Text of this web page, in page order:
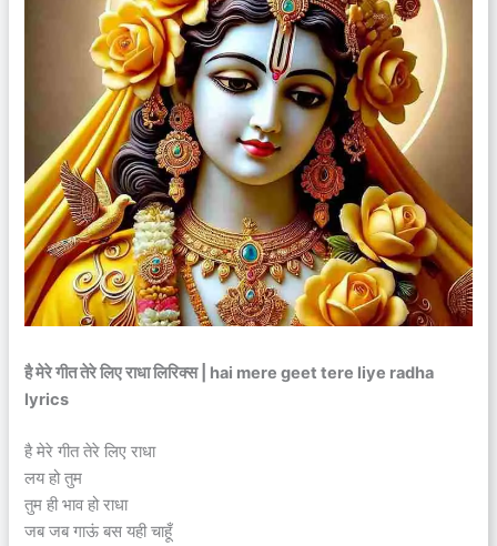
है मेरे गीत तेरे लिए राधा लिरिक्स | hai mere geet tere liye radha
lyrics
है मेरे गीत तेरे लिए राधा
लय हो तुम
तुम ही भाव हो राधा
जब जब गाऊं बस यही चाहूँ